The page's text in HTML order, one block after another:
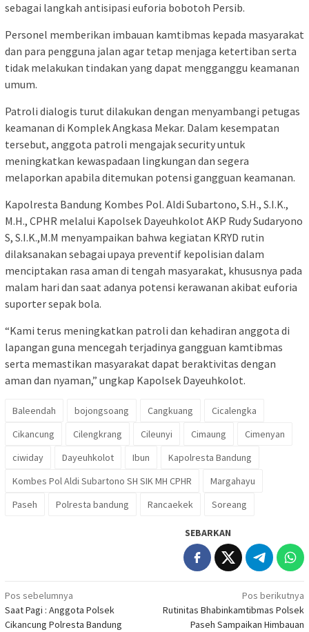
sebagai langkah antisipasi euforia bobotoh Persib.
Personel memberikan imbauan kamtibmas kepada masyarakat
dan para pengguna jalan agar tetap menjaga ketertiban serta
tidak melakukan tindakan yang dapat mengganggu keamanan
umum.
Patroli dialogis turut dilakukan dengan menyambangi petugas
keamanan di Komplek Angkasa Mekar. Dalam kesempatan
tersebut, anggota patroli mengajak security untuk
meningkatkan kewaspadaan lingkungan dan segera
melaporkan apabila ditemukan potensi gangguan keamanan.
Kapolresta Bandung Kombes Pol. Aldi Subartono, S.H., S.I.K.,
M.H., CPHR melalui Kapolsek Dayeuhkolot AKP Rudy Sudaryono
S, S.I.K.,M.M menyampaikan bahwa kegiatan KRYD rutin
dilaksanakan sebagai upaya preventif kepolisian dalam
menciptakan rasa aman di tengah masyarakat, khususnya pada
malam hari dan saat adanya potensi kerawanan akibat euforia
suporter sepak bola.
“Kami terus meningkatkan patroli dan kehadiran anggota di
lapangan guna mencegah terjadinya gangguan kamtibmas
serta memastikan masyarakat dapat beraktivitas dengan
aman dan nyaman,” ungkap Kapolsek Dayeuhkolot.
Baleendah bojongsoang Cangkuang
Cicalengka
Cikancung
Cilengkrang Cileunyi Cimaung
Cimenyan
ciwiday
Dayeuhkolot Ibun
Kapolresta Bandung
Kombes Pol Aldi Subartono SH SIK MH CPHR
Margahayu
Paseh
Polresta bandung Rancaekek Soreang
SEBARKAN
Navigasi
pos
Pos sebelumnya
Saat Pagi : Anggota Polsek
Cikancung Polresta Bandung
Pos berikutnya
Rutinitas Bhabinkamtibmas Polsek
Paseh Sampaikan Himbauan